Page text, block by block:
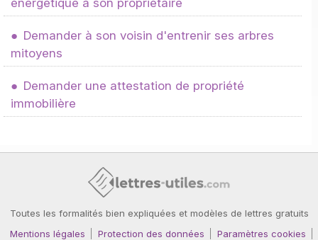
énergétique à son propriétaire
Demander à son voisin d'entrenir ses arbres
mitoyens
Demander une attestation de propriété
immobilière
Toutes les formalités bien expliquées et modèles de lettres gratuits
Mentions légales
Protection des données
Paramètres cookies